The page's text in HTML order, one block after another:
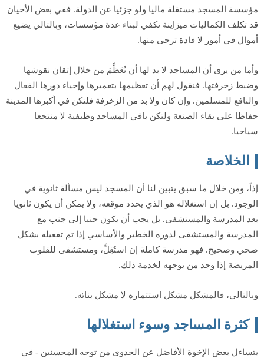
مؤسسة المسجد مستقلة ماليا ولو جزئيا عن الدولة. ففي بعض الأحيان
قد تكلف الكماليات ميزاينة تكفي لبناء عدة مؤسسات، وبالتالي يضيع
أموال في أمور لا فادة ترجى منها.
وأما من يرى أن المساجد لا بد لها أن تُعَظَّمَ من خلال إتقان نقوشها
وضبط زخرفتها. فنقول لهم أن تعظيمها بتعميرها وإحياء دورها الفعال
والنافع للمسلمين. وإن كان ولا بد من الزخرفة فلتكن في أكبرها المدينة
حفاظا على بقاء الصنعة ولتكن باقي المساجد وظيفية لا منتجعا
سياحيا.
الخلاصة
إذاً، ومن خلال ما سبق يتبين لنا أن المسجد ليس مسألة ثانوية في
الوجود. بل إن استغلاله هو الذي يحدد موقعه، ولا يمكن أن يكون ثانويا
بعد المدرسة والمستشفى. بل يجب أن يكون جنبا إلى جنب مع
المدرسة والمستشفى لدوره الخطير والأساسي إذا تم تفعيله بشكل
صحي وصحيح. فهو مدرسة كاملة إن استُغِلَّ، ومستشفى للقلوب
المريضة إذا وجد من يوجهه لخدمة ذلك.
وبالتالي، فالمشكل مشكل استثماره لا مشكل بنائه.
كثرة المساجد وسوء استغلالها
يتساءل بعض الإخوة الأفاضل عن الجدوى من توجه المحسنين - في